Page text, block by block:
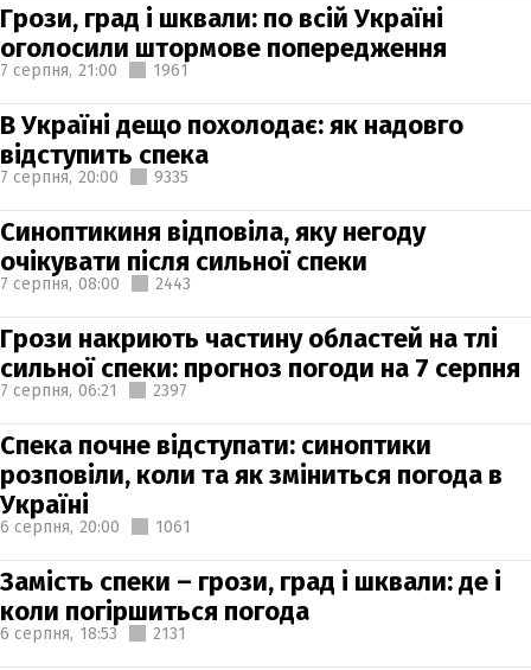
Грози, град і шквали: по всій Україні
оголосили штормове попередження
7 серпня, 21:00 1961
В Україні дещо похолодає: як надовго
відступить спека
7 серпня, 20:00 9335
Синоптикиня відповіла, яку негоду
очікувати після сильної спеки
7 серпня, 08:00 2443
Грози накриють частину областей на тлі
сильної спеки: прогноз погоди на 7 серпня
7 серпня, 06:21 2397
Спека почне відступати: синоптики
розповіли, коли та як зміниться погода в
Україні
6 серпня, 20:00 1061
Замість спеки – грози, град і шквали: де і
коли погіршиться погода
6 серпня, 18:53 2131